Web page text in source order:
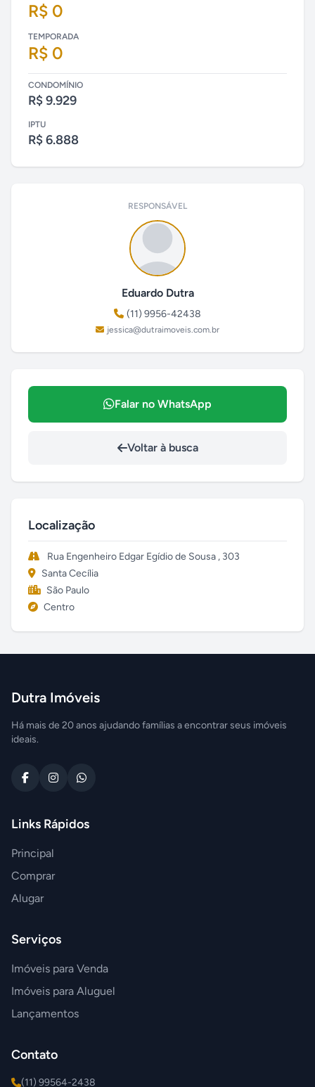
R$ 0
TEMPORADA
R$ 0
CONDOMÍNIO
R$ 9.929
IPTU
R$ 6.888
RESPONSÁVEL
Eduardo Dutra
(11) 9956-42438
jessica@dutraimoveis.com.br
Falar no WhatsApp
Voltar à busca
Localização
Rua Engenheiro Edgar Egídio de Sousa , 303
Santa Cecília
São Paulo
Centro
Dutra Imóveis
Há mais de 20 anos ajudando famílias a encontrar seus imóveis
ideais.
Links Rápidos
Principal
Comprar
Alugar
Serviços
Imóveis para Venda
Imóveis para Aluguel
Lançamentos
Contato
(11) 99564-2438